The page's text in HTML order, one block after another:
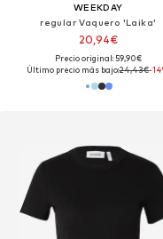
WEEKDAY
regular Vaquero 'Laika'
20,94€
Precio original: 59,90€
Último precio más bajo:24,43€-